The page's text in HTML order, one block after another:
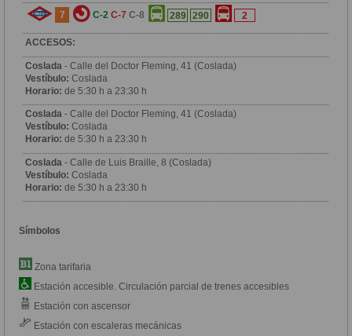
7 C-2 C-7 C-8 289 290 2
ACCESOS:
Coslada - Calle del Doctor Fleming, 41 (Coslada)
Vestíbulo: Coslada
Horario: de 5:30 h a 23:30 h
Coslada - Calle del Doctor Fleming, 41 (Coslada)
Vestíbulo: Coslada
Horario: de 5:30 h a 23:30 h
Coslada - Calle de Luis Braille, 8 (Coslada)
Vestíbulo: Coslada
Horario: de 5:30 h a 23:30 h
Símbolos
Zona tarifaria
Estación accesible. Circulación parcial de trenes accesibles
Estación con ascensor
Estación con escaleras mecánicas